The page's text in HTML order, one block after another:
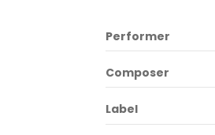
Performer
Composer
Label